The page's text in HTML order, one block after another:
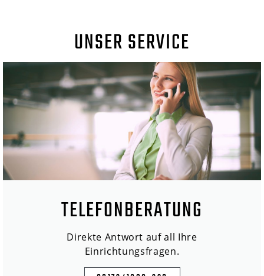
UNSER SERVICE
TELEFONBERATUNG
Direkte Antwort auf all Ihre
Einrichtungsfragen.